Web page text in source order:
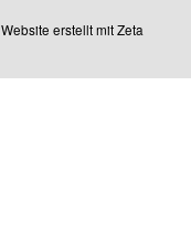
Website erstellt mit Zeta